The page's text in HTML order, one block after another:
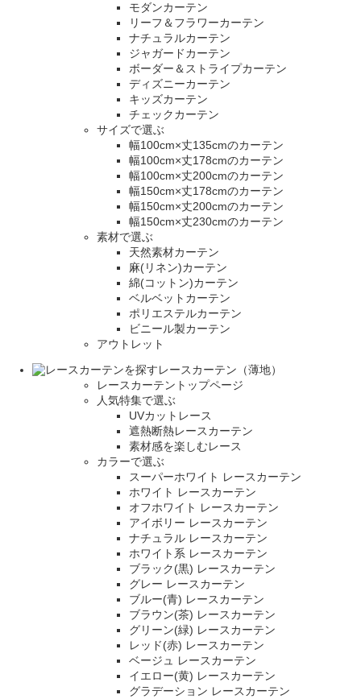
モダンカーテン
リーフ＆フラワーカーテン
ナチュラルカーテン
ジャガードカーテン
ボーダー＆ストライプカーテン
ディズニーカーテン
キッズカーテン
チェックカーテン
サイズで選ぶ
幅100cm×丈135cmのカーテン
幅100cm×丈178cmのカーテン
幅100cm×丈200cmのカーテン
幅150cm×丈178cmのカーテン
幅150cm×丈200cmのカーテン
幅150cm×丈230cmのカーテン
素材で選ぶ
天然素材カーテン
麻(リネン)カーテン
綿(コットン)カーテン
ベルベットカーテン
ポリエステルカーテン
ビニール製カーテン
アウトレット
レースカーテン（薄地）
レースカーテントップページ
人気特集で選ぶ
UVカットレース
遮熱断熱レースカーテン
素材感を楽しむレース
カラーで選ぶ
スーパーホワイト レースカーテン
ホワイト レースカーテン
オフホワイト レースカーテン
アイボリー レースカーテン
ナチュラル レースカーテン
ホワイト系 レースカーテン
ブラック(黒) レースカーテン
グレー レースカーテン
ブルー(青) レースカーテン
ブラウン(茶) レースカーテン
グリーン(緑) レースカーテン
レッド(赤) レースカーテン
ベージュ レースカーテン
イエロー(黄) レースカーテン
グラデーション レースカーテン